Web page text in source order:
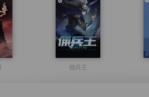
佣兵王